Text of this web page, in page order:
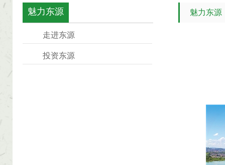
魅力东源
走进东源
投资东源
魅力东源